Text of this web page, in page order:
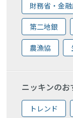
財務省・金
第二地銀
農漁協
ニッキンのお
トレンド